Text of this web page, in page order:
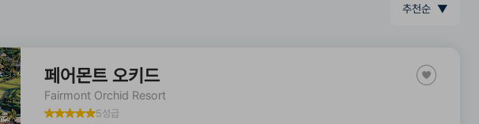
추천순 ▼
페어몬트 오키드
Fairmont Orchid Resort
5성급